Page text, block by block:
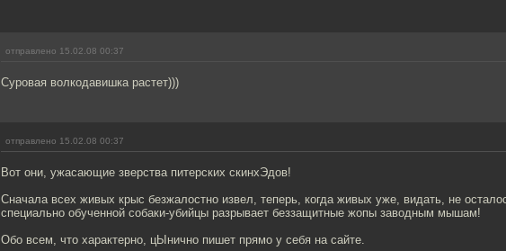
отправлено 15.02.08 00:37
Суровая волкодавишка растет)))
отправлено 15.02.08 00:37
Вот они, ужасающие зверства питерских скинхЭдов!
Сначала всех живых крыс безжалостно извел, теперь, когда живых уже, видать, не
специально обученной собаки-убийцы разрывает беззащитные жопы заводным мышам!
Обо всем, что характерно, цЫнично пишет прямо у себя на сайте.